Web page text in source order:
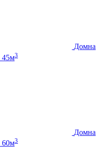
Домна
45м3
Домна
60м3